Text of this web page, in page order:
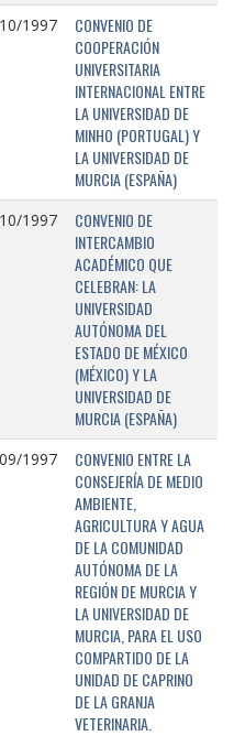
1997
CONVENIO DE
COOPERACIÓN
UNIVERSITARIA
INTERNACIONAL ENTRE
LA UNIVERSIDAD DE
MINHO (PORTUGAL) Y
LA UNIVERSIDAD DE
MURCIA (ESPAÑA)
1997
CONVENIO DE
INTERCAMBIO
ACADÉMICO QUE
CELEBRAN: LA
UNIVERSIDAD
AUTÓNOMA DEL
ESTADO DE MÉXICO
(MÉXICO) Y LA
UNIVERSIDAD DE
MURCIA (ESPAÑA)
1997
CONVENIO ENTRE LA
CONSEJERÍA DE MEDIO
AMBIENTE,
AGRICULTURA Y AGUA
DE LA COMUNIDAD
AUTÓNOMA DE LA
REGIÓN DE MURCIA Y
LA UNIVERSIDAD DE
MURCIA, PARA EL USO
COMPARTIDO DE LA
UNIDAD DE CAPRINO
DE LA GRANJA
VETERINARIA.